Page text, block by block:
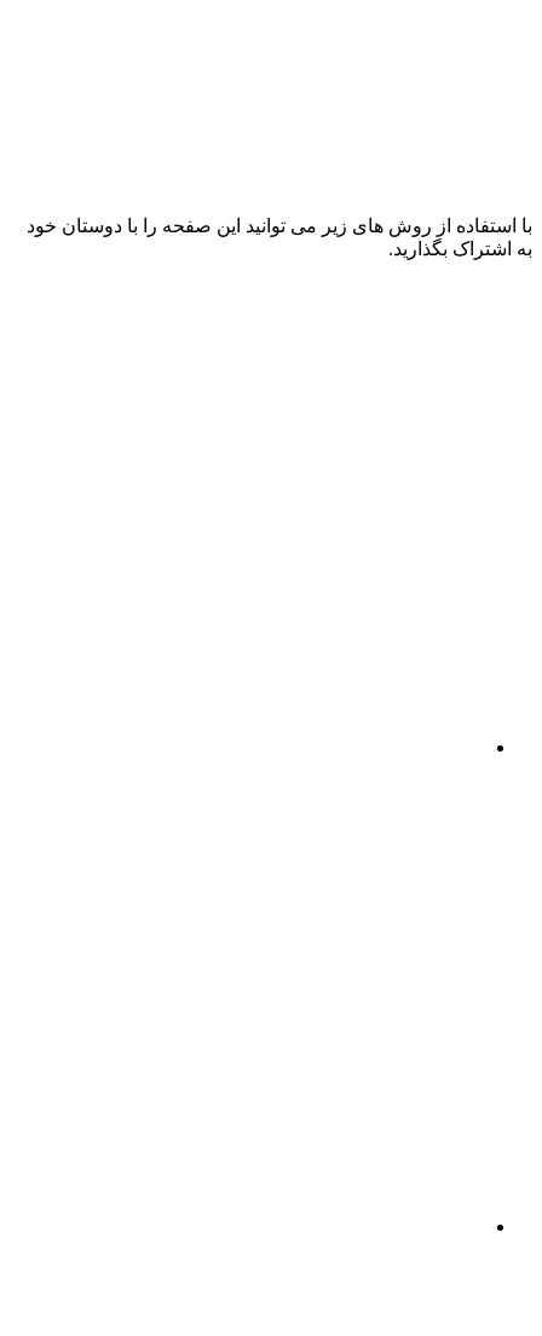
با استفاده از روش های زیر می توانید این صفحه را با دوستان خود
به اشتراک بگذارید.